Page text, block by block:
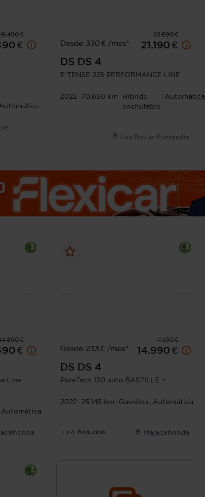
15.490 €
€
22.690 €
Desde 330 € /mes*
21.190 €
DS DS 4
E-TENSE 225 PERFORMANCE LINE
2022 70.650 km
Híbrido
enchufable
Automática
Las Rozas Európolis
14.890 €
€
Line
Automática
17.590 €
Desde 233 € /mes*
14.990 €
DS DS 4
PureTech 130 auto BASTILLE +
2022 25.145 km Gasolina Automática
I.V.A. Deducible Majadahonda